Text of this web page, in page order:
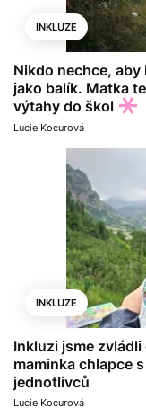
INKLUZE
Nikdo nechce,
jako balík. Matka
výtahy do škol
Lucie Kocurová
INKLUZE
Inkluzi jsme
maminka chlapce
jednotlivců
Lucie Kocurová